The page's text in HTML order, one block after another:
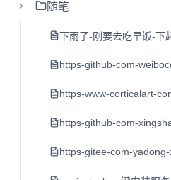
随笔
下雨了-刚要去吃早饭-下
https-github-com-
https-www-corticalart-
https-github-com-
https-gitee-com-yadong-